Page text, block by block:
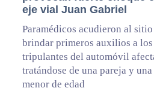
eje vial Juan Gabriel
Paramédicos acudieron al sitio
brindar primeros auxilios a los
tripulantes del automóvil
tratándose de una pareja y una
menor de edad